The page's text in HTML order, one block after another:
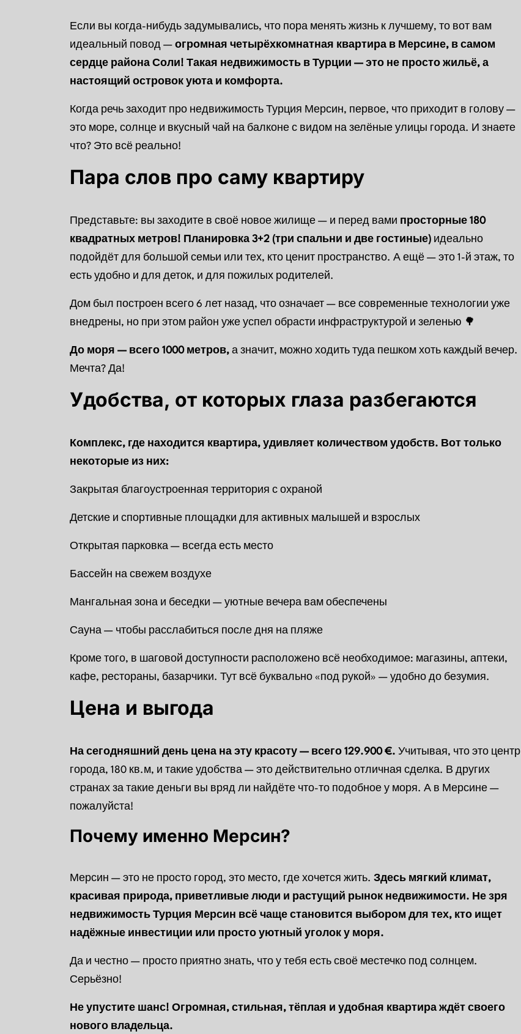
Если вы когда-нибудь задумывались, что пора менять жизнь к лучшему, то вот вам
идеальный повод — огромная четырёхкомнатная квартира в Мерсине, в самом
сердце района Соли! Такая недвижимость в Турции — это не просто жильё, а
настоящий островок уюта и комфорта.
Когда речь заходит про недвижимость Турция Мерсин, первое, что приходит в голову —
это море, солнце и вкусный чай на балконе с видом на зелёные улицы города. И знаете
что? Это всё реально!
Пара слов про саму квартиру
Представьте: вы заходите в своё новое жилище — и перед вами просторные 180
квадратных метров! Планировка 3+2 (три спальни и две гостиные) идеально
подойдёт для большой семьи или тех, кто ценит пространство. А ещё — это 1-й этаж, то
есть удобно и для деток, и для пожилых родителей.
Дом был построен всего 6 лет назад, что означает — все современные технологии уже
внедрены, но при этом район уже успел обрасти инфраструктурой и зеленью 🌳
До моря — всего 1000 метров, а значит, можно ходить туда пешком хоть каждый вечер.
Мечта? Да!
Удобства, от которых глаза разбегаются
Комплекс, где находится квартира, удивляет количеством удобств. Вот только
некоторые из них:
Закрытая благоустроенная территория с охраной
Детские и спортивные площадки для активных малышей и взрослых
Открытая парковка — всегда есть место
Бассейн на свежем воздухе
Мангальная зона и беседки — уютные вечера вам обеспечены
Сауна — чтобы расслабиться после дня на пляже
Кроме того, в шаговой доступности расположено всё необходимое: магазины, аптеки,
кафе, рестораны, базарчики. Тут всё буквально «под рукой» — удобно до безумия.
Цена и выгода
На сегодняшний день цена на эту красоту — всего 129.900 €. Учитывая, что это центр
города, 180 кв.м, и такие удобства — это действительно отличная сделка. В других
странах за такие деньги вы вряд ли найдёте что-то подобное у моря. А в Мерсине —
пожалуйста!
Почему именно Мерсин?
Мерсин — это не просто город, это место, где хочется жить. Здесь мягкий климат,
красивая природа, приветливые люди и растущий рынок недвижимости. Не зря
недвижимость Турция Мерсин всё чаще становится выбором для тех, кто ищет
надёжные инвестиции или просто уютный уголок у моря.
Да и честно — просто приятно знать, что у тебя есть своё местечко под солнцем.
Серьёзно!
Не упустите шанс! Огромная, стильная, тёплая и удобная квартира ждёт своего
нового владельца.